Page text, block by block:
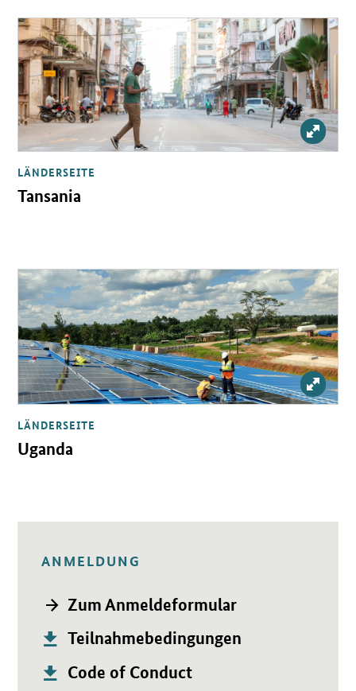
Bild
LÄNDERSEITE
Tansania
Öffnet Einzelsicht
Bild
LÄNDERSEITE
Uganda
Öffnet Einzelsicht
ANMELDUNG
→ Zum Anmeldeformular
Öffnet Einzelsicht
Publikation:
Teilnahmebedingungen
Öffnet PDF "Teilnahmebedingungen" in neuem Fenster.
Publikation:
Code of Conduct
Öffnet PDF "Code of Conduct" in neuem Fenster.